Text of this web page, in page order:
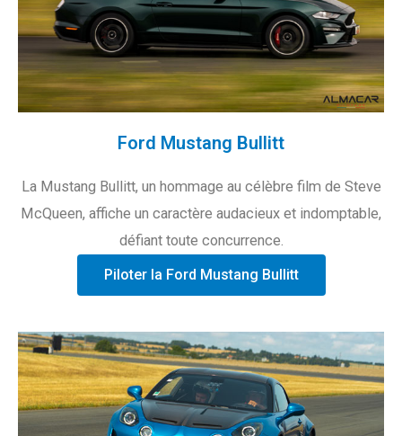
Ford Mustang Bullitt
La Mustang Bullitt, un hommage au célèbre film de Steve
McQueen, affiche un caractère audacieux et indomptable,
défiant toute concurrence.
Piloter la Ford Mustang Bullitt